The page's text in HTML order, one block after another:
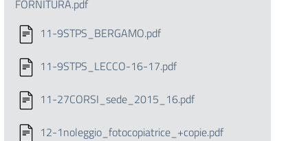
FORNITURA.pdf
11-9STPS_BERGAMO.pdf
11-9STPS_LECCO-16-17.pdf
11-27CORSI_sede_2015_16.pdf
12-1noleggio_fotocopiatrice_+copie.pdf